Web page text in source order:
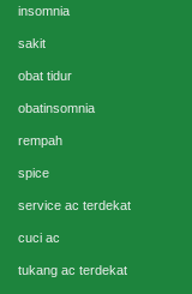
insomnia
sakit
obat tidur
obatinsomnia
rempah
spice
service ac terdekat
cuci ac
tukang ac terdekat